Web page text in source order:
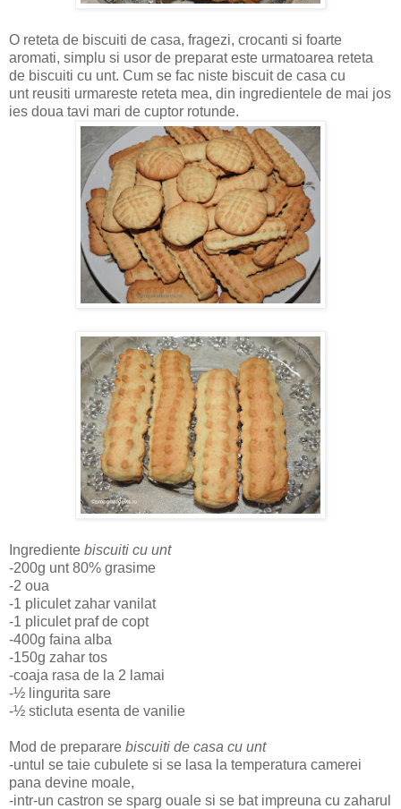
O reteta de biscuiti de casa, fragezi, crocanti si foarte
aromati, simplu si usor de preparat este urmatoarea reteta
de biscuiti cu unt. Cum se fac niste biscuit de casa cu
unt reusiti urmareste reteta mea, din ingredientele de mai jos
ies doua tavi mari de cuptor rotunde.
Ingrediente biscuiti cu unt
-200g unt 80% grasime
-2 oua
-1 pliculet zahar vanilat
-1 pliculet praf de copt
-400g faina alba
-150g zahar tos
-coaja rasa de la 2 lamai
-½ lingurita sare
-½ sticluta esenta de vanilie
Mod de preparare biscuiti de casa cu unt
-untul se taie cubulete si se lasa la temperatura camerei
pana devine moale,
-intr-un castron se sparg ouale si se bat impreuna cu zaharul